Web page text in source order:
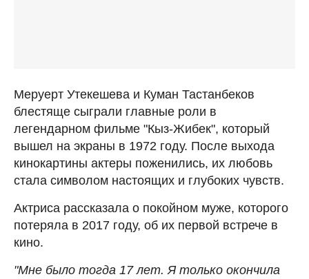
Меруерт Утекешева и Куман Тастанбеков
блестяще сыграли главные роли в
легендарном фильме "Кыз-Жибек", который
вышел на экраны в 1972 году. После выхода
кинокартины актеры поженились, их любовь
стала символом настоящих и глубоких чувств.
Актриса рассказала о покойном муже, которого
потеряла в 2017 году, об их первой встрече в
кино.
"Мне было тогда 17 лет. Я только окончила